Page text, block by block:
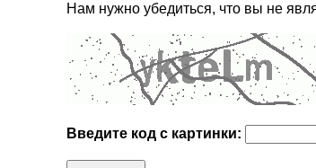
Нам нужно убедиться, что вы не
Введите код с картинки: